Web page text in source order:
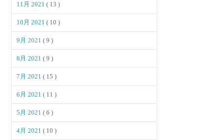
11月 2021( 13 )
10月 2021( 10 )
9月 2021( 9 )
8月 2021( 9 )
7月 2021( 15 )
6月 2021( 11 )
5月 2021( 6 )
4月 2021( 10 )